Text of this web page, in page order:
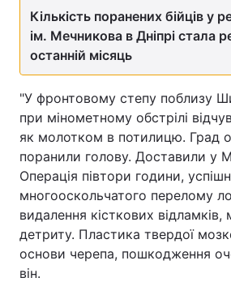
Кількість поранених бійців у
ім. Мечникова в Дніпрі стала
останній місяць
"У фронтовому степу поблизу
при мінометному обстрілі
як молотком в потилицю. Град
поранили голову. Доставили у
Операція півтори години,
многооскольчатого перелому
видалення кісткових відламків,
детриту. Пластика твердої
основи черепа, пошкодження
він.